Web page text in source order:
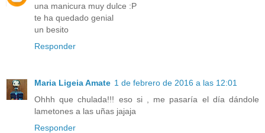
una manicura muy dulce :P
te ha quedado genial
un besito
Responder
Maria Ligeia Amate 1 de febrero de 2016 a las 12:01
Ohhh que chulada!!! eso si , me pasaría el día dándole
lametones a las uñas jajaja
Responder